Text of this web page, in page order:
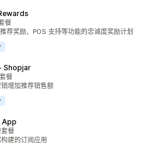
餐
荐奖励、POS 支持等功能的忠诚度奖励计划
Shopjar
餐
增加推荐销售额
App
餐
建的订阅应用